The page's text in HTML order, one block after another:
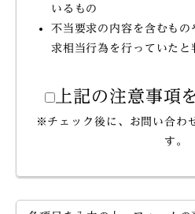
いるもの
不当要求の内容を含むも
求相当行為を行っていたと
上記の注意事項
※チェック後に、お問い合わ
す。